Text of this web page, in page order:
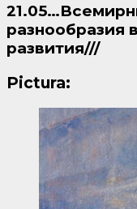
разнообразия
развития///
Pictura: